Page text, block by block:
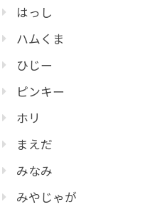
はっし
ハムくま
ひじー
ピンキー
ホリ
まえだ
みなみ
みやじゃが